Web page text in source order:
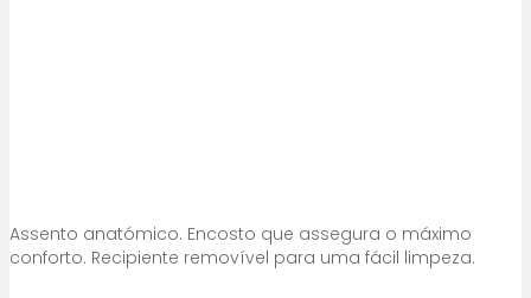
Assento anatómico. Encosto que assegura o máximo
conforto. Recipiente removível para uma fácil limpeza.